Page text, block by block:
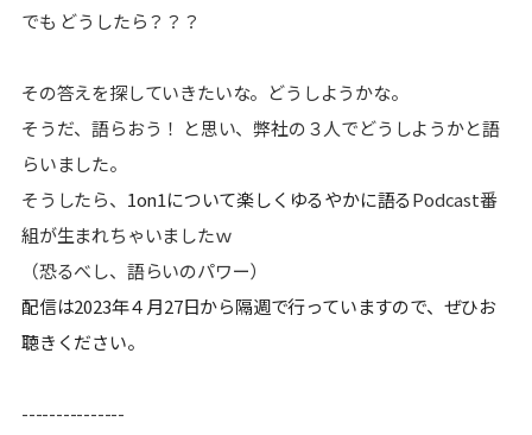
でも どうしたら？？？
その答えを探していきたいな。どうしようかな。
そうだ、語らおう！ と思い、弊社の３人でどうしようかと語
らいました。
そうしたら、 1on1について楽しくゆるやかに語るPodcast番
組が生まれちゃいましたｗ
（恐るべし、語らいのパワー）
配信は2023年４月27日から隔週で行っていますので、ぜひお
聴きください。
---------------